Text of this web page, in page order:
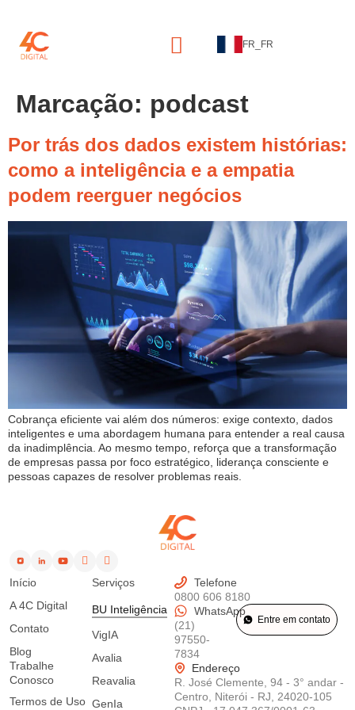
FR_FR
Marcação: podcast
Por trás dos dados existem histórias:
como a inteligência e a empatia
podem reerguer negócios
Cobrança eficiente vai além dos números: exige contexto, dados
inteligentes e uma abordagem humana para entender a real causa
da inadimplência. Ao mesmo tempo, reforça que a transformação
de empresas passa por foco estratégico, liderança consciente e
pessoas capazes de resolver problemas reais.
Início
A 4C Digital
Contato
Blog
Trabalhe
Conosco
Termos de Uso
BU Inteligência
VigIA
Avalia
Reavalia
GenIa
Serviços
Telefone
0800 606 8180
WhatsApp
(21)
97550-
7834
Entre em contato
Endereço
R. José Clemente, 94 - 3° andar -
Centro, Niterói - RJ, 24020-105